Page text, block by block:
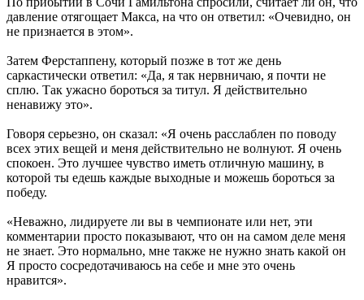
давление отягощает Макса, на что он ответил: «Очевидно, он
не признается в этом».
Затем Ферстаппену, который позже в тот же день
саркастически ответил: «Да, я так нервничаю, я почти не
сплю. Так ужасно бороться за титул. Я действительно
ненавижу это».
Говоря серьезно, он сказал: «Я очень расслаблен по поводу
всех этих вещей и меня действительно не волнуют. Я очень
спокоен. Это лучшее чувство иметь отличную машину, в
которой ты едешь каждые выходные и можешь бороться за
победу.
«Неважно, лидируете ли вы в чемпионате или нет, эти
комментарии просто показывают, что он на самом деле меня
не знает. Это нормально, мне также не нужно знать какой он
Я просто сосредотачиваюсь на себе и мне это очень
нравится».